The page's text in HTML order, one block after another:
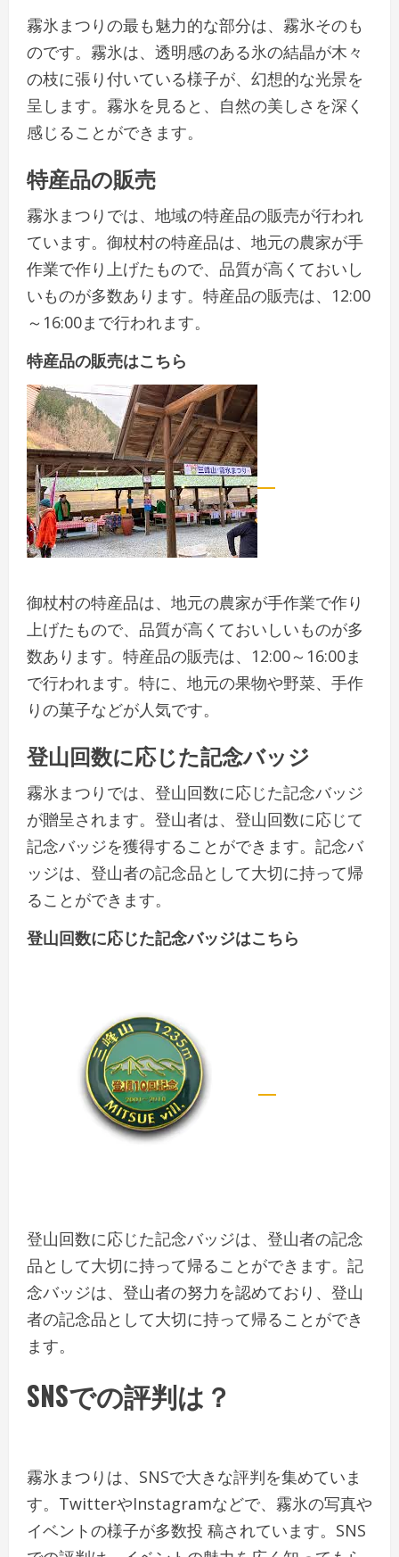
霧氷まつりの最も魅力的な部分は、霧氷そのも
のです。霧氷は、透明感のある氷の結晶が木々
の枝に張り付いている様子が、幻想的な光景を
呈します。霧氷を見ると、自然の美しさを深く
感じることができます。
特産品の販売
霧氷まつりでは、地域の特産品の販売が行われ
ています。御杖村の特産品は、地元の農家が手
作業で作り上げたもので、品質が高くておいし
いものが多数あります。特産品の販売は、12:00
～16:00まで行われます。
特産品の販売はこちら
御杖村の特産品は、地元の農家が手作業で作り
上げたもので、品質が高くておいしいものが多
数あります。特産品の販売は、12:00～16:00ま
で行われます。特に、地元の果物や野菜、手作
りの菓子などが人気です。
登山回数に応じた記念バッジ
霧氷まつりでは、登山回数に応じた記念バッジ
が贈呈されます。登山者は、登山回数に応じて
記念バッジを獲得することができます。記念バ
ッジは、登山者の記念品として大切に持って帰
ることができます。
登山回数に応じた記念バッジはこちら
登山回数に応じた記念バッジは、登山者の記念
品として大切に持って帰ることができます。記
念バッジは、登山者の努力を認めており、登山
者の記念品として大切に持って帰ることができ
ます。
SNSでの評判は？
霧氷まつりは、SNSで大きな評判を集めていま
す。TwitterやInstagramなどで、霧氷の写真や
イベントの様子が多数投 稿されています。SNS